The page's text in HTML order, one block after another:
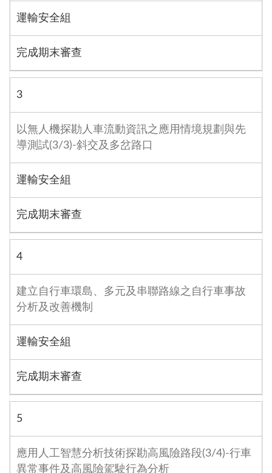
運輸安全組
完成期末審查
3
以無人機探勘人車流動資訊之應用情境規劃與先
導測試(3/3)-斜交及多岔路口
運輸安全組
完成期末審查
4
建立自行車環島、多元及串聯路線之自行車事故
分析及改善機制
運輸安全組
完成期末審查
5
應用人工智慧分析技術探勘高風險路段(3/4)-行車
異常事件及高風險駕駛行為分析